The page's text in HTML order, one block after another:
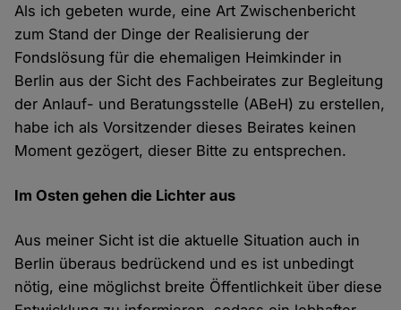
Als ich gebeten wurde, eine Art Zwischenbericht
zum Stand der Dinge der Realisierung der
Fondslösung für die ehemaligen Heimkinder in
Berlin aus der Sicht des Fachbeirates zur Begleitung
der Anlauf- und Beratungsstelle (ABeH) zu erstellen,
habe ich als Vorsitzender dieses Beirates keinen
Moment gezögert, dieser Bitte zu entsprechen.
Im Osten gehen die Lichter aus
Aus meiner Sicht ist die aktuelle Situation auch in
Berlin überaus bedrückend und es ist unbedingt
nötig, eine möglichst breite Öffentlichkeit über diese